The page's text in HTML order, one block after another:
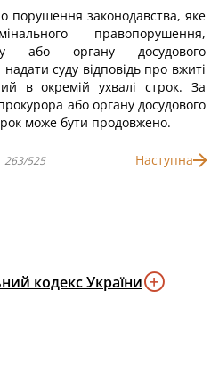
порушення законодавства, яке
правопорушення,
або органу досудового
суду відповідь про вжиті
в окремій ухвалі строк. За
або органу досудового
може бути продовжено.
263/525 Наступна
кодекс України